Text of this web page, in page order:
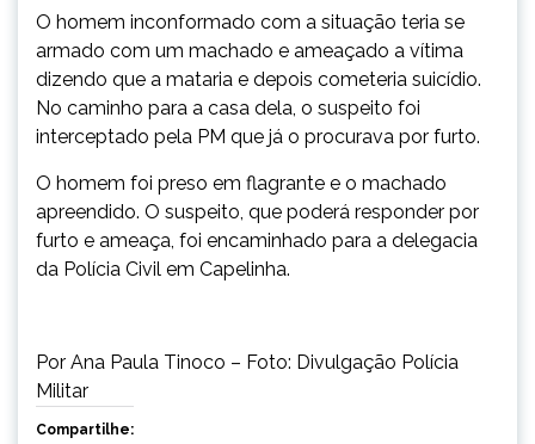
O homem inconformado com a situação teria se
armado com um machado e ameaçado a vítima
dizendo que a mataria e depois cometeria suicídio.
No caminho para a casa dela, o suspeito foi
interceptado pela PM que já o procurava por furto.
O homem foi preso em flagrante e o machado
apreendido. O suspeito, que poderá responder por
furto e ameaça, foi encaminhado para a delegacia
da Polícia Civil em Capelinha.
Por Ana Paula Tinoco – Foto: Divulgação Polícia
Militar
Compartilhe: